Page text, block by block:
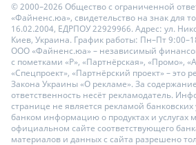
© 2000–2026 Общество с ограниченной
«Файненс.юа», свидетельство на знак для
16.02.2004, ЕДРПОУ 22929966. Адрес: ул.
Киев, Украина. График работы: Пн–Пт
ООО «Файненс.юа» – независимый
с пометками «Р», «Партнёрская», «Промо»,
«Спецпроект», «Партнёрский проект» – это
Закона Украины «О рекламе». За
ответственность несёт рекламодатель.
странице не является рекламой
банком информацию о продуктах и услугах
официальном сайте соответствующего
материалов и данных с сайта разрешено